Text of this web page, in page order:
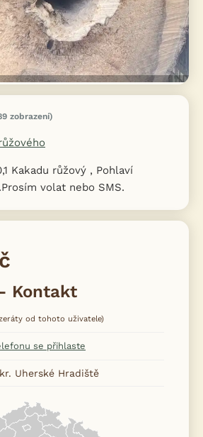
zobrazení)
Kakadu růžový , Pohlaví
volat nebo SMS.
Kontakt
od tohoto uživatele)
se přihlaste
Uherské Hradiště